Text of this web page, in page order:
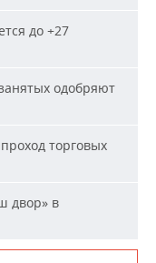
до +27
одобряют
торговых
двор» в